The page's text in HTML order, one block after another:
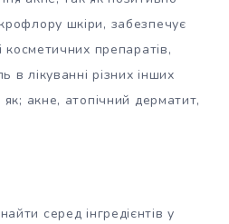
шкіри, забезпечує
косметичних препаратів,
лікуванні різних інших
акне, атопічний дерматит,
серед інгредієнтів у